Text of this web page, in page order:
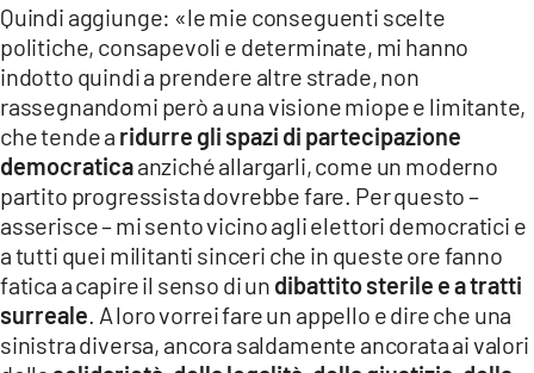
Quindi aggiunge: «le mie conseguenti scelte
politiche, consapevoli e determinate, mi hanno
indotto quindi a prendere altre strade, non
rassegnandomi però a una visione miope e limitante,
che tende a ridurre gli spazi di partecipazione
democraticaanziché allargarli, come un moderno
partito progressista dovrebbe fare. Per questo –
asserisce – mi sento vicino agli elettori democratici e
a tutti quei militanti sinceri che in queste ore fanno
fatica a capire il senso di un dibattito sterile e a tratti
surreale . A loro vorrei fare un appello e dire che una
sinistra diversa, ancora saldamente ancorata ai valori